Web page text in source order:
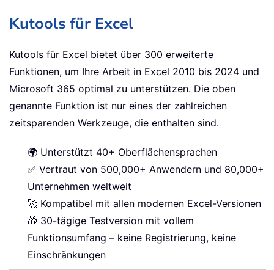
Kutools für Excel
Kutools für Excel bietet über 300 erweiterte
Funktionen, um Ihre Arbeit in Excel 2010 bis 2024 und
Microsoft 365 optimal zu unterstützen. Die oben
genannte Funktion ist nur eines der zahlreichen
zeitsparenden Werkzeuge, die enthalten sind.
🌍 Unterstützt 40+ Oberflächensprachen
✅ Vertraut von 500,000+ Anwendern und 80,000+
Unternehmen weltweit
🚀 Kompatibel mit allen modernen Excel-Versionen
🎁 30-tägige Testversion mit vollem
Funktionsumfang – keine Registrierung, keine
Einschränkungen